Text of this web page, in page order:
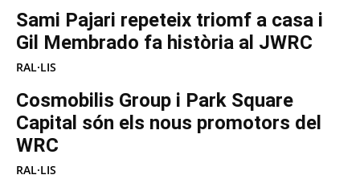
Sami Pajari repeteix triomf a casa i
Gil Membrado fa història al JWRC
RAL·LIS
Cosmobilis Group i Park Square
Capital són els nous promotors del
WRC
RAL·LIS